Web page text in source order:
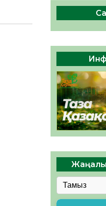
беруге
ӘРБІР
ДАМУЫНА
ҮЛЕС
05.08.2026